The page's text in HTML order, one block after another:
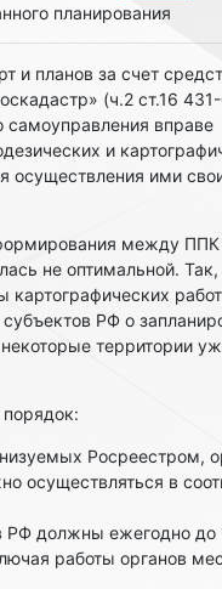
планирования
и планов за счет
(ч.2 ст.16
самоуправления вправе
и
осуществления ими
между ППК
не оптимальной.
РФ о
территории
Росреестром,
осуществляться в
РФ должны ежегодно до
работы органов